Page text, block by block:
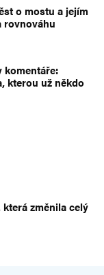
o mostu a jejím
rovnováhu
komentáře:
kterou už někdo
která změnila celý